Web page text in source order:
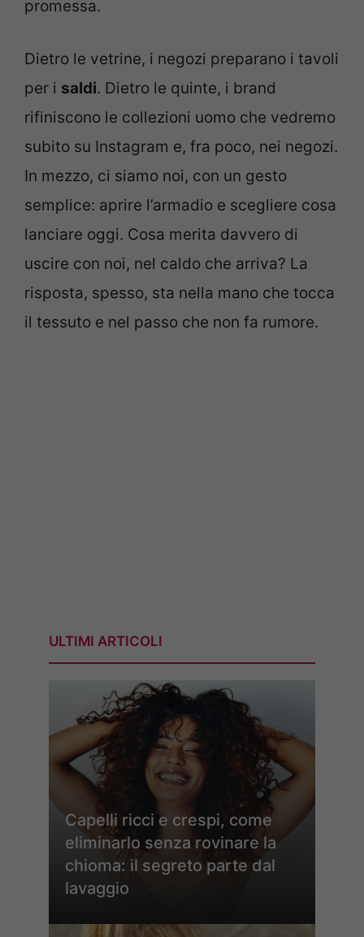
promessa.
Dietro le vetrine, i negozi preparano i tavoli
per i saldi. Dietro le quinte, i brand
rifiniscono le collezioni uomo che vedremo
subito su Instagram e, fra poco, nei negozi.
In mezzo, ci siamo noi, con un gesto
semplice: aprire l’armadio e scegliere cosa
lanciare oggi. Cosa merita davvero di
uscire con noi, nel caldo che arriva? La
risposta, spesso, sta nella mano che tocca
il tessuto e nel passo che non fa rumore.
ULTIMI ARTICOLI
Capelli ricci e crespi, come
eliminarlo senza rovinare la
chioma: il segreto parte dal
lavaggio